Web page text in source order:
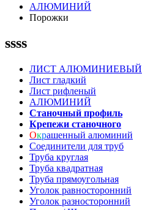
АЛЮМИНИЙ
Порожки
ssss
ЛИСТ АЛЮМИНИЕВЫЙ
Лист гладкий
Лист рифленый
АЛЮМИНИЙ
Станочный профиль
Крепежи станочного
Окрашенный алюминий
Соединители для труб
Труба круглая
Труба квадратная
Труба прямоугольная
Уголок равносторонний
Уголок разносторонний